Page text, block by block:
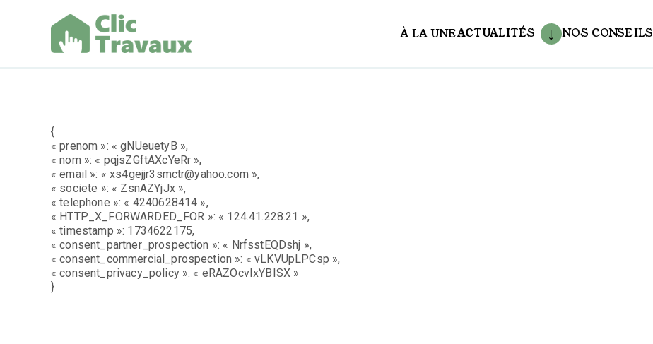
À LA UNEACTUALITÉS NOS CONSEILS
{
« prenom »: « gNUeuetyB »,
« nom »: « pqjsZGftAXcYeRr »,
« email »: « xs4gejjr3smctr@yahoo.com »,
« societe »: « ZsnAZYjJx »,
« telephone »: « 4240628414 »,
« HTTP_X_FORWARDED_FOR »: « 124.41.228.21 »,
« timestamp »: 1734622175,
« consent_partner_prospection »: « NrfsstEQDshj »,
« consent_commercial_prospection »: « vLKVUpLPCsp »,
« consent_privacy_policy »: « eRAZOcvIxYBISX »
}